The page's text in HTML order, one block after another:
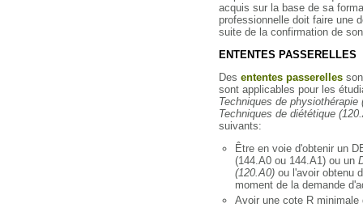
acquis sur la base de sa
professionnelle doit faire une
suite de la confirmation de
ENTENTES PASSERELLES
Des ententes passerelles
sont applicables pour les
Techniques de physiothérapie
Techniques de diététique
suivants:
Être en voie d'obtenir un
(144.A0 ou 144.A1) ou un
(120.A0) ou l'avoir obtenu
moment de la demande
Avoir une cote R minimale